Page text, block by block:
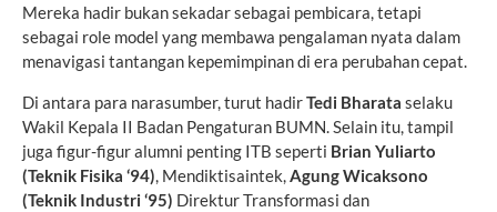
Mereka hadir bukan sekadar sebagai pembicara, tetapi
sebagai role model yang membawa pengalaman nyata dalam
menavigasi tantangan kepemimpinan di era perubahan cepat.
Di antara para narasumber, turut hadirTedi Bharata selaku
Wakil Kepala II Badan Pengaturan BUMN. Selain itu, tampil
juga figur-figur alumni penting ITB seperti Brian Yuliarto
(Teknik Fisika ‘94) , Mendiktisaintek, Agung Wicaksono
(Teknik Industri ‘95) Direktur Transformasi dan